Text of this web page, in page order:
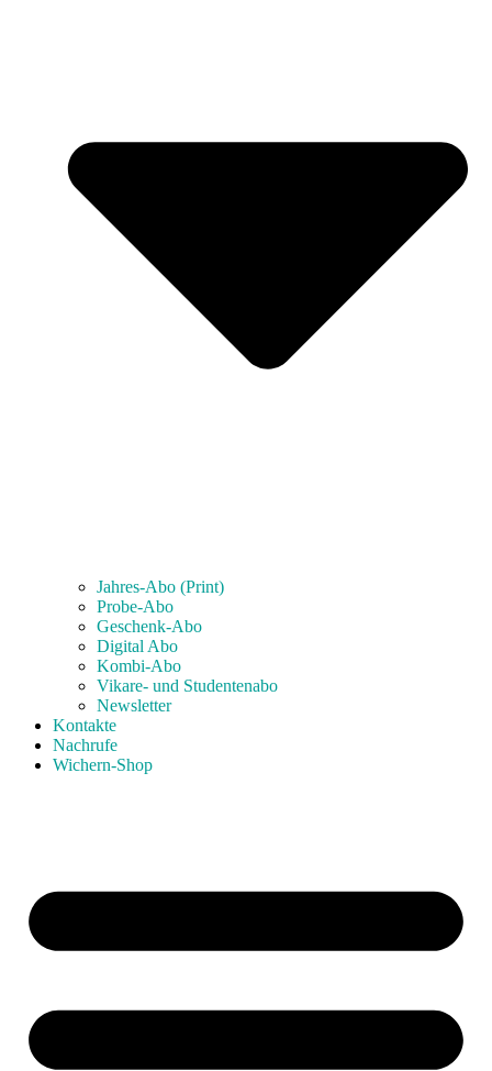
Jahres-Abo (Print)
Probe-Abo
Geschenk-Abo
Digital Abo
Kombi-Abo
Vikare- und Studentenabo
Newsletter
Kontakte
Nachrufe
Wichern-Shop